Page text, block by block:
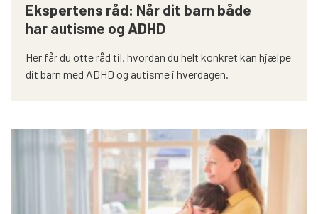
Ekspertens råd: Når dit barn både
har autisme og ADHD
Her får du otte råd til, hvordan du helt konkret kan hjælpe
dit barn med ADHD og autisme i hverdagen.